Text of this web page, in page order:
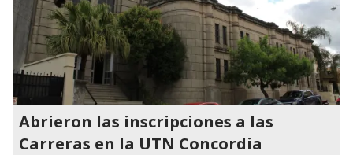
Abrieron las inscripciones a las
Carreras en la UTN Concordia